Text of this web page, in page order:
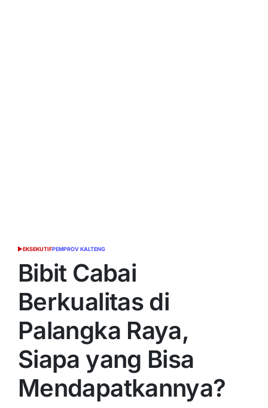
POSTED
EKSEKUTIFPEMPROV KALTENG
Bibit Cabai
Berkualitas di
Palangka Raya,
Siapa yang Bisa
Mendapatkannya?